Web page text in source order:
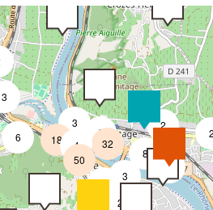
2
2
2
3
3
6
3
4
18
8
2
8
3
50
32